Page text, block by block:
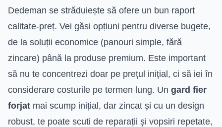
Dedeman se străduiește să ofere un bun raport
calitate-preț. Vei găsi opțiuni pentru diverse bugete,
de la soluții economice (panouri simple, fără
zincare) până la produse premium. Este important
să nu te concentrezi doar pe prețul inițial, ci să iei în
considerare costurile pe termen lung. Un gard fier
forjat mai scump inițial, dar zincat și cu un design
robust, te poate scuti de reparații și vopsiri repetate,